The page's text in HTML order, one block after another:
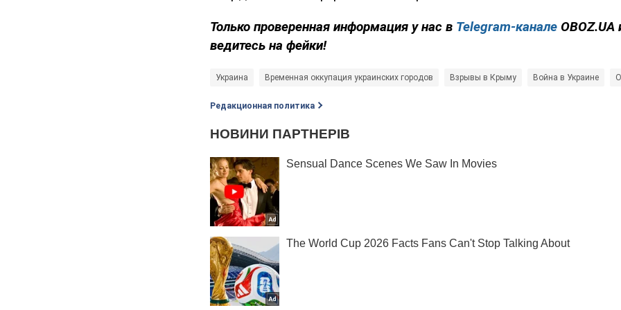
Только проверенная информация у нас в Telegram-канале OBOZ.UA
ведитесь на фейки!
Украина Временная оккупация украинских городов Взрывы в Крыму Война в Украине
Редакционная политика